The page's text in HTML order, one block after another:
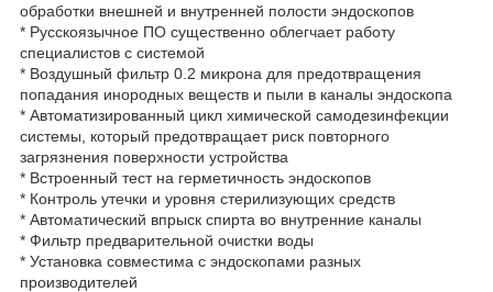
обработки внешней и внутренней полости эндоскопов
* Русскоязычное ПО существенно облегчает работу
специалистов с системой
* Воздушный фильтр 0.2 микрона для предотвращения
попадания инородных веществ и пыли в каналы эндоскопа
* Автоматизированный цикл химической самодезинфекции
системы, который предотвращает риск повторного
загрязнения поверхности устройства
* Встроенный тест на герметичность эндоскопов
* Контроль утечки и уровня стерилизующих средств
* Автоматический впрыск спирта во внутренние каналы
* Фильтр предварительной очистки воды
* Установка совместима с эндоскопами разных
производителей